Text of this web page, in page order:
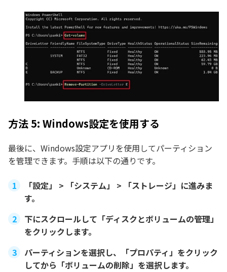
方法 5: Windows設定を使用する
最後に、Windows設定アプリを使用してパーティション
を管理できます。手順は以下の通りです。
「設定」 > 「システム」 > 「ストレージ」に進みま
す。
下にスクロールして「ディスクとボリュームの管理」
をクリックします。
パーティションを選択し、「プロパティ」をクリック
してから「ボリュームの削除」を選択します。